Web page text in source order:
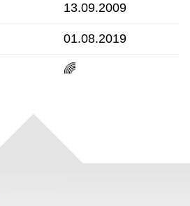
13.09.2009
01.08.2019
🌈